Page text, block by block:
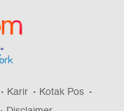
Karir
Kotak Pos